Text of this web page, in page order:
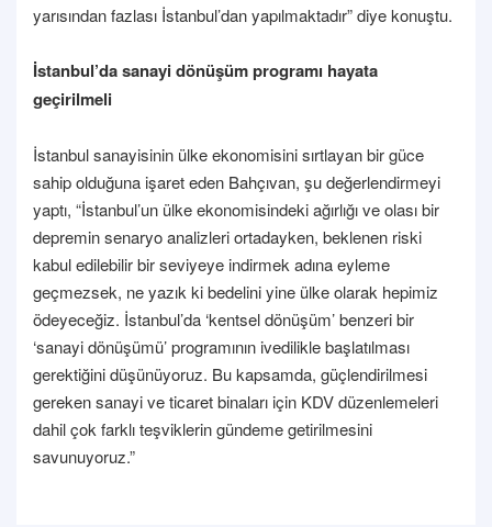
yarısından fazlası İstanbul’dan yapılmaktadır” diye konuştu.
İstanbul’da sanayi dönüşüm programı hayata
geçirilmeli
İstanbul sanayisinin ülke ekonomisini sırtlayan bir güce
sahip olduğuna işaret eden Bahçıvan, şu değerlendirmeyi
yaptı, “İstanbul’un ülke ekonomisindeki ağırlığı ve olası bir
depremin senaryo analizleri ortadayken, beklenen riski
kabul edilebilir bir seviyeye indirmek adına eyleme
geçmezsek, ne yazık ki bedelini yine ülke olarak hepimiz
ödeyeceğiz. İstanbul’da ‘kentsel dönüşüm’ benzeri bir
‘sanayi dönüşümü’ programının ivedilikle başlatılması
gerektiğini düşünüyoruz. Bu kapsamda, güçlendirilmesi
gereken sanayi ve ticaret binaları için KDV düzenlemeleri
dahil çok farklı teşviklerin gündeme getirilmesini
savunuyoruz.”